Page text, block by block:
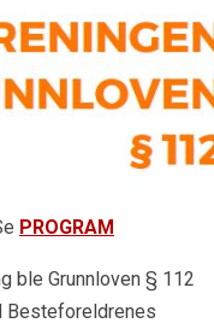
PROGRAM
ble Grunnloven § 112
Besteforeldrenes